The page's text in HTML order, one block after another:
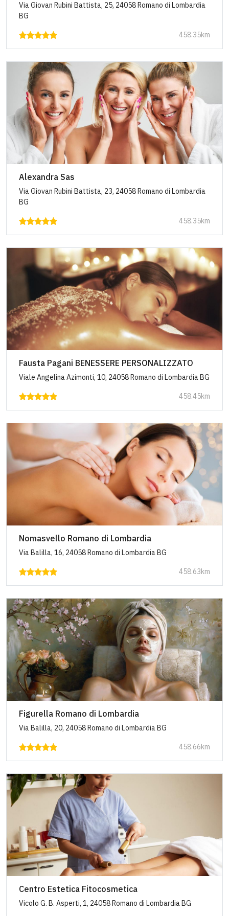
Via Giovan Rubini Battista, 25, 24058 Romano di Lombardia
BG
458.35km
Alexandra Sas
Via Giovan Rubini Battista, 23, 24058 Romano di Lombardia
BG
458.35km
Fausta Pagani BENESSERE PERSONALIZZATO
Viale Angelina Azimonti, 10, 24058 Romano di Lombardia BG
458.45km
Nomasvello Romano di Lombardia
Via Balilla, 16, 24058 Romano di Lombardia BG
458.63km
Figurella Romano di Lombardia
Via Balilla, 20, 24058 Romano di Lombardia BG
458.66km
Centro Estetica Fitocosmetica
Vicolo G. B. Asperti, 1, 24058 Romano di Lombardia BG